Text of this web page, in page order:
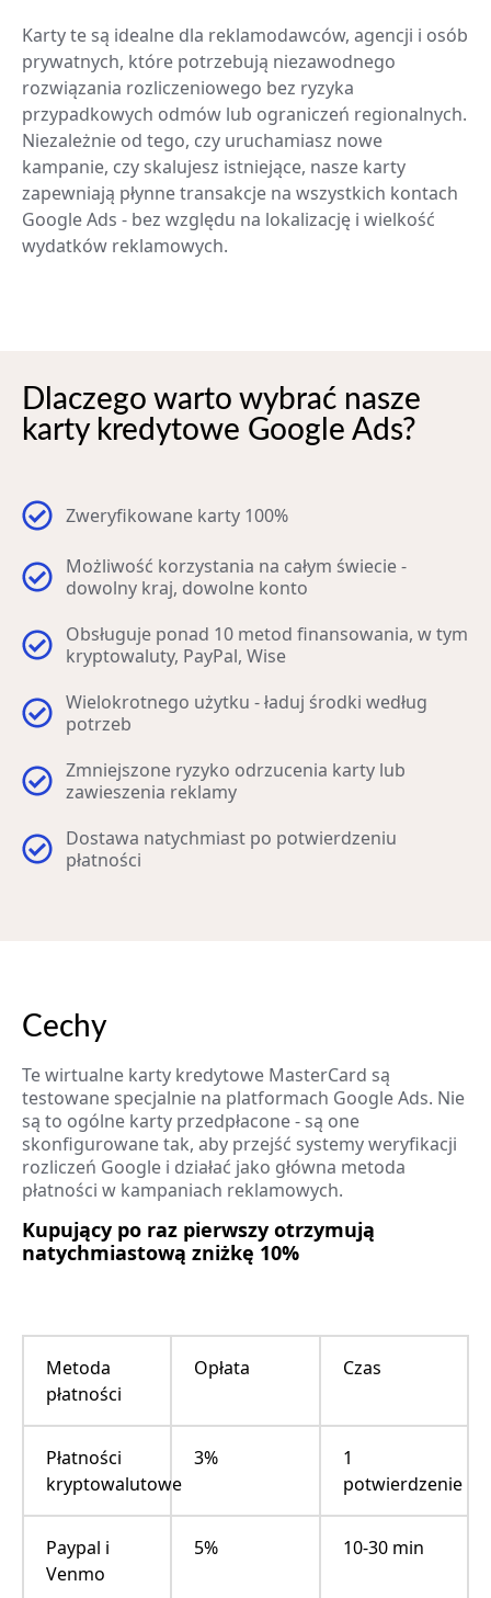
Karty te są idealne dla reklamodawców, agencji i osób
prywatnych, które potrzebują niezawodnego
rozwiązania rozliczeniowego bez ryzyka
przypadkowych odmów lub ograniczeń regionalnych.
Niezależnie od tego, czy uruchamiasz nowe
kampanie, czy skalujesz istniejące, nasze karty
zapewniają płynne transakcje na wszystkich kontach
Google Ads - bez względu na lokalizację i wielkość
wydatków reklamowych.
Dlaczego warto wybrać nasze
karty kredytowe Google Ads?
Zweryfikowane karty 100%
Możliwość korzystania na całym świecie -
dowolny kraj, dowolne konto
Obsługuje ponad 10 metod finansowania, w tym
kryptowaluty, PayPal, Wise
Wielokrotnego użytku - ładuj środki według
potrzeb
Zmniejszone ryzyko odrzucenia karty lub
zawieszenia reklamy
Dostawa natychmiast po potwierdzeniu
płatności
Cechy
Te wirtualne karty kredytowe MasterCard są
testowane specjalnie na platformach Google Ads. Nie
są to ogólne karty przedpłacone - są one
skonfigurowane tak, aby przejść systemy weryfikacji
rozliczeń Google i działać jako główna metoda
płatności w kampaniach reklamowych.
Kupujący po raz pierwszy otrzymują
natychmiastową zniżkę 10%
Metoda
płatności
Opłata Czas
Płatności
kryptowalutowe
3%
1
potwierdzenie
Paypal i
Venmo
5% 10-30 min